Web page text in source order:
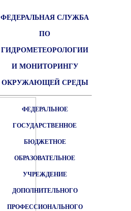
ФЕДЕРАЛЬНАЯ СЛУЖБА
ПО
ГИДРОМЕТЕОРОЛОГИИ
И МОНИТОРИНГУ
ОКРУЖАЮЩЕЙ СРЕДЫ
ФЕДЕРАЛЬНОЕ
ГОСУДАРСТВЕННОЕ
БЮДЖЕТНОЕ
ОБРАЗОВАТЕЛЬНОЕ
УЧРЕЖДЕНИЕ
ДОПОЛНИТЕЛЬНОГО
ПРОФЕССИОНАЛЬНОГО